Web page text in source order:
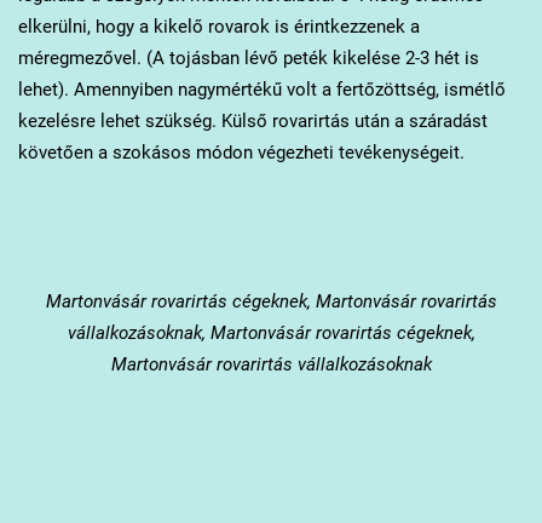
elkerülni, hogy a kikelő rovarok is érintkezzenek a
méregmezővel. (A tojásban lévő peték kikelése 2-3 hét is
lehet). Amennyiben nagymértékű volt a fertőzöttség, ismétlő
kezelésre lehet szükség. Külső rovarirtás után a száradást
követően a szokásos módon végezheti tevékenységeit.
Martonvásárrovarirtás cégeknek, Martonvásár rovarirtás
vállalkozásoknak, Martonvásár rovarirtás cégeknek,
Martonvásár rovarirtás vállalkozásoknak